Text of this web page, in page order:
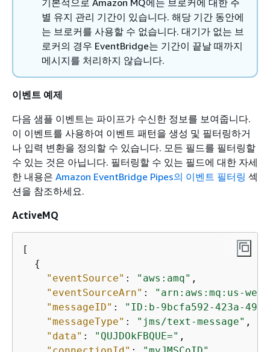
기본적으로 Amazon MQ에는 브로커에 대한 주
별 유지 관리 기간이 있습니다. 해당 기간 동안에
는 브로커를 사용할 수 없습니다. 대기가 없는 브
로커의 경우 EventBridge는 기간이 끝날 때까지
메시지를 처리하지 않습니다.
이벤트 예제
다음 샘플 이벤트는 파이프가 수신한 정보를 보여줍니다.
이 이벤트를 사용하여 이벤트 패턴을 생성 및 필터링하거
나 입력 변환을 정의할 수 있습니다. 모든 필드를 필터링할
수 있는 것은 아닙니다. 필터링할 수 있는 필드에 대한 자세
한 내용은 Amazon EventBridge Pipes의 이벤트 필터링 섹
션을 참조하세요.
ActiveMQ
[
{
"eventSource" : "aws:amq" ,
"eventSourceArn" :
"arn:aws:mq:us-
"messageID" :
"ID:b-9bcfa592-423a-
"messageType" : "jms/text-message" ,
"data" : "QUJDOkFBQUE=" ,